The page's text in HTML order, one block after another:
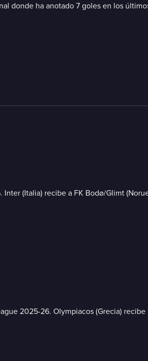
donde ha anotado 7 goles en los
(Italia) recibe a FK Bodø/Glimt
2025-26. Olympiacos (Grecia)